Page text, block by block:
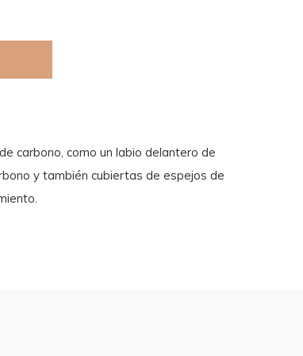
carbono, como un labio delantero de
y también cubiertas de espejos de